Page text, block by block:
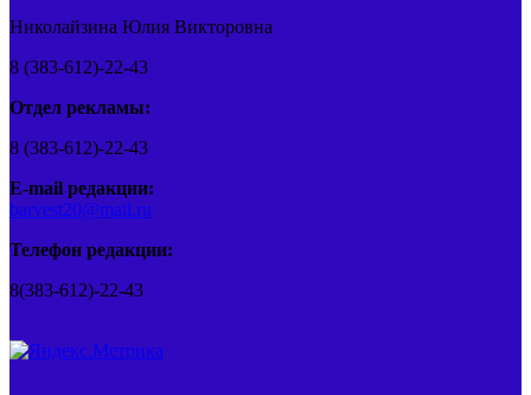
Николайзина Юлия Викторовна
8 (383-612)-22-43
Отдел рекламы:
8 (383-612)-22-43
E-mail редакции:
barvest20@mail.ru
Телефон редакции:
8(383-612)-22-43